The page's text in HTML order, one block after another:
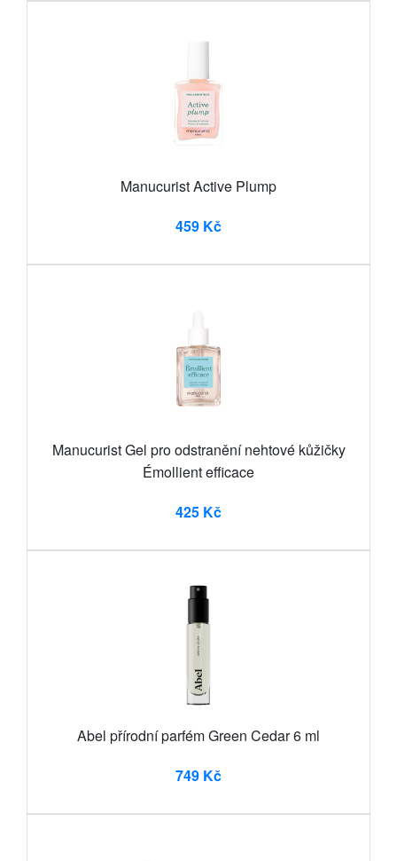
Manucurist Active Plump
459 Kč
Manucurist Gel pro odstranění nehtové kůžičky
Émollient efficace
425 Kč
Abel přírodní parfém Green Cedar 6 ml
749 Kč